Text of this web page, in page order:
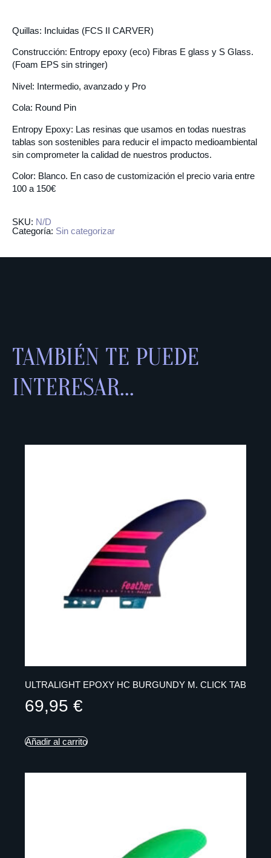
Quillas: Incluidas (FCS II CARVER)
Construcción: Entropy epoxy (eco) Fibras E glass y S Glass.
(Foam EPS sin stringer)
Nivel: Intermedio, avanzado y Pro
Cola: Round Pin
Entropy Epoxy: Las resinas que usamos en todas nuestras
tablas son sostenibles para reducir el impacto medioambiental
sin comprometer la calidad de nuestros productos.
Color: Blanco. En caso de customización el precio varia entre
100 a 150€
SKU: N/D
Categoría: Sin categorizar
TAMBIÉN TE PUEDE
INTERESAR...
ULTRALIGHT EPOXY HC BURGUNDY M. CLICK TAB
69,95 €
Añadir al carrito